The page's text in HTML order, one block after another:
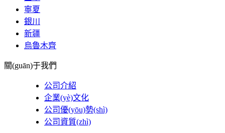
寧夏
銀川
新疆
烏魯木齊
關(guān)于我們
公司介紹
企業(yè)文化
公司優(yōu)勢(shì)
公司資質(zhì)